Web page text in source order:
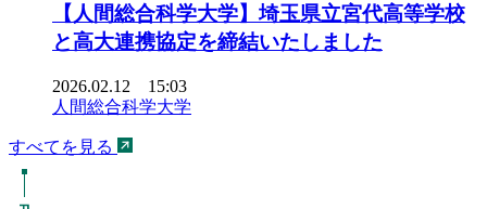
【人間総合科学大学】埼玉県立宮代高等学校
と高大連携協定を締結いたしました
2026.02.12 15:03
人間総合科学大学
すべてを見る